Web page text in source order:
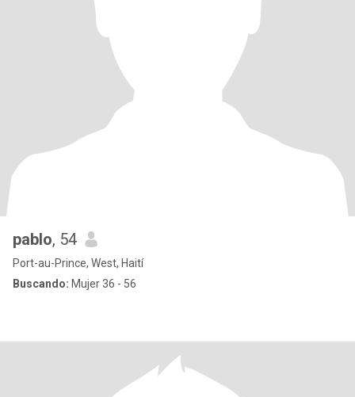
pablo, 54
Port-au-Prince, West, Haití
Buscando: Mujer 36 - 56